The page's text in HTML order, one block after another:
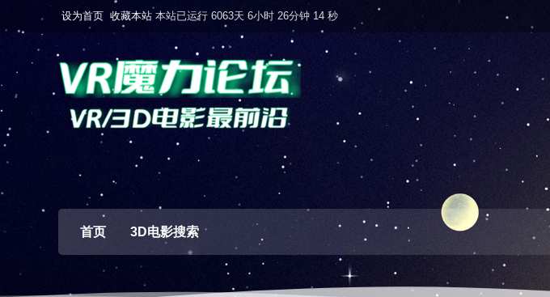
设为首页 收藏本站 本站已运行 6063天 6小时 26分钟 15 秒
首页 3D电影搜索